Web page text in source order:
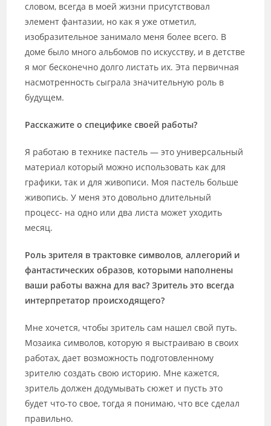
словом, всегда в моей жизни присутствовал
элемент фантазии, но как я уже отметил,
изобразительное занимало меня более всего. В
доме было много альбомов по искусству, и в детстве
я мог бесконечно долго листать их. Эта первичная
насмотренность сыграла значительную роль в
будущем.
Расскажите о специфике своей работы?
Я работаю в технике пастель — это универсальный
материал который можно использовать как для
графики, так и для живописи. Моя пастель больше
живопись. У меня это довольно длительный
процесс- на одно или два листа может уходить
месяц.
Роль зрителя в трактовке символов, аллегорий и
фантастических образов, которыми наполнены
ваши работы важна для вас? Зритель это всегда
интерпретатор происходящего?
Мне хочется, чтобы зритель сам нашел свой путь.
Мозаика символов, которую я выстраиваю в своих
работах, дает возможность подготовленному
зрителю создать свою историю. Мне кажется,
зритель должен додумывать сюжет и пусть это
будет что-то свое, тогда я понимаю, что все сделал
правильно.